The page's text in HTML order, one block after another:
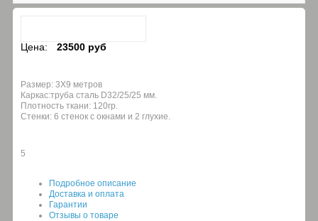
Цена: 23500 руб
Размер: 3Х9 метров
Каркас:труба сталь D32/25/25 мм.
Плотность ткани: 120гр.
Стенки: 6 стенок с окнами и 2 глухие.
5
Подробное описание
Доставка и оплата
Гарантии
Отзывы о товаре